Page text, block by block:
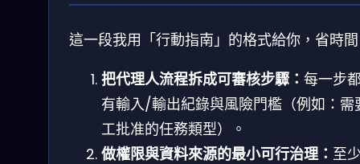
這一段我用「行動指南」的格式給你，省時
把代理人流程拆成可審核步驟： 每一步
有輸入/輸出紀錄與風險門檻（例如：需
工批准的任務類型）。
做權限與資料來源的最小可行治理： 至